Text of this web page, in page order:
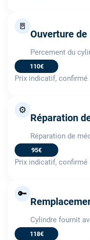
🚪
Ouverture
Percement du
110€
Prix indicatif,
⚙️
Réparation
Réparation de
95€
Prix indicatif,
🔑
Cylindre fournit
118€